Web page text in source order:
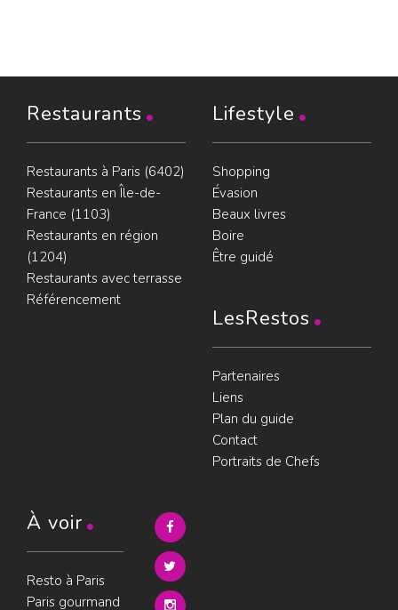
Restaurants
Restaurants à Paris (6402)
Restaurants en Île-de-
France (1103)
Restaurants en région
(1204)
Restaurants avec terrasse
Référencement
Lifestyle
Shopping
Évasion
Beaux livres
Boire
Être guidé
LesRestos
Partenaires
Liens
Plan du guide
Contact
Portraits de Chefs
À voir
Resto à Paris
Paris gourmand